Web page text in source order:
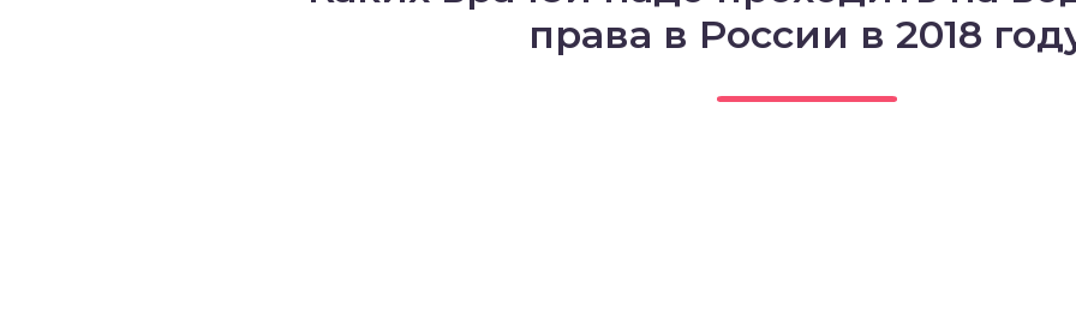
права в России в 2018